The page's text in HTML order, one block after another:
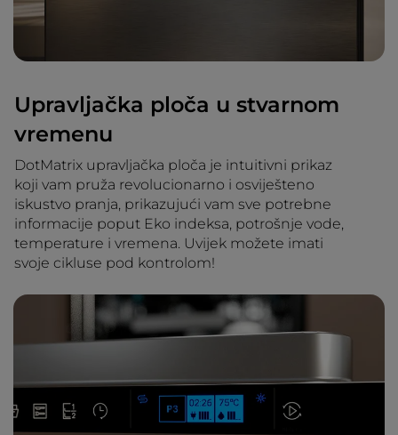
Upravljačka ploča u stvarnom
vremenu
DotMatrix upravljačka ploča je intuitivni prikaz
koji vam pruža revolucionarno i osviješteno
iskustvo pranja, prikazujući vam sve potrebne
informacije poput Eko indeksa, potrošnje vode,
temperature i vremena. Uvijek možete imati
svoje cikluse pod kontrolom!